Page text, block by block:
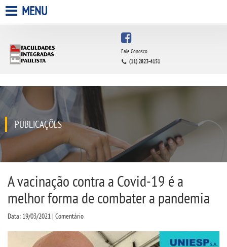
A FACULDADE
QUEM SOMOS
INFRAESTRUTURA
BIBLIOTECA
CPA
MENU
Fale Conosco
(11) 2823-4151
PUBLICAÇÕES
A vacinação contra a Covid-19 é a
melhor forma de combater a pandemia
Data: 19/03/2021 | Comentário